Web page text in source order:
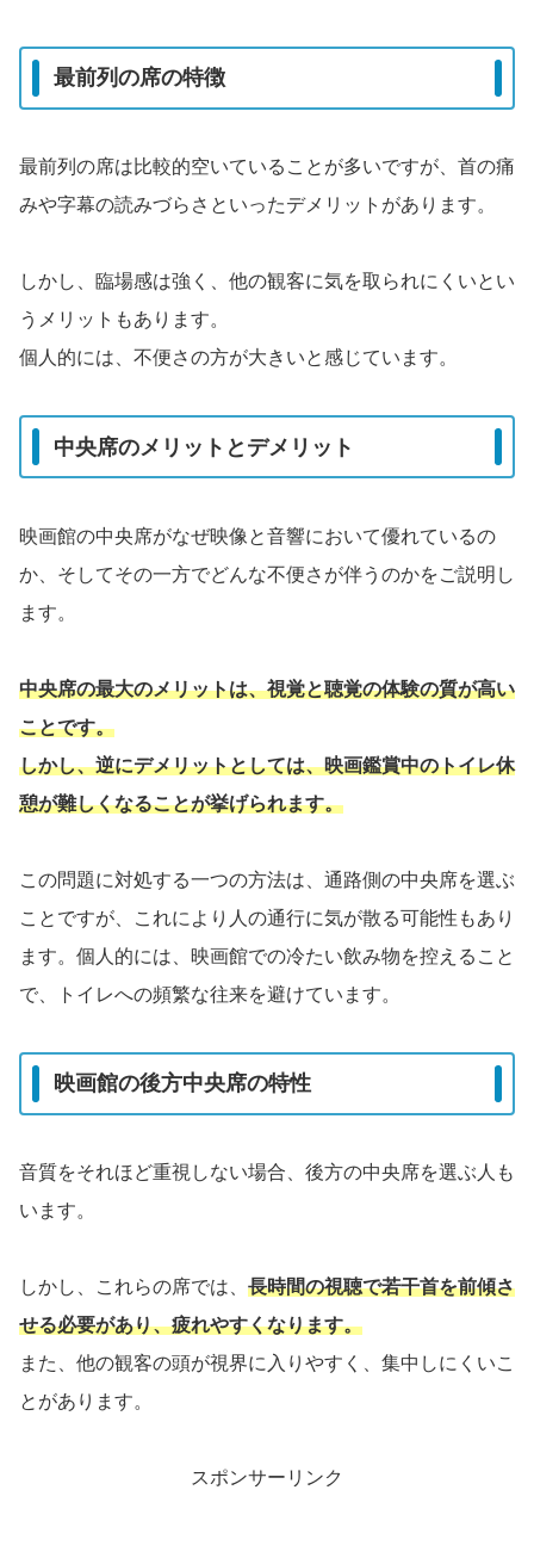
最前列の席の特徴
最前列の席は比較的空いていることが多いですが、首の痛
みや字幕の読みづらさといったデメリットがあります。
しかし、臨場感は強く、他の観客に気を取られにくいとい
うメリットもあります。
個人的には、不便さの方が大きいと感じています。
中央席のメリットとデメリット
映画館の中央席がなぜ映像と音響において優れているの
か、そしてその一方でどんな不便さが伴うのかをご説明し
ます。
中央席の最大のメリットは、視覚と聴覚の体験の質が高い
ことです。
しかし、逆にデメリットとしては、映画鑑賞中のトイレ休
憩が難しくなることが挙げられます。
この問題に対処する一つの方法は、通路側の中央席を選ぶ
ことですが、これにより人の通行に気が散る可能性もあり
ます。個人的には、映画館での冷たい飲み物を控えること
で、トイレへの頻繁な往来を避けています。
映画館の後方中央席の特性
音質をそれほど重視しない場合、後方の中央席を選ぶ人も
います。
しかし、これらの席では、 長時間の視聴で若干首を前傾さ
せる必要があり、疲れやすくなります。
また、他の観客の頭が視界に入りやすく、集中しにくいこ
とがあります。
スポンサーリンク